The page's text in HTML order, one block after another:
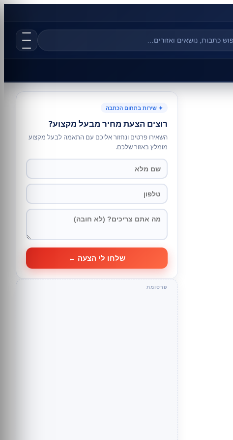
✦ שירות בתחום הכתבה
רוצים הצעת מחיר מבעל מקצוע?
השאירו פרטים ונחזור אליכם עם התאמה לבעל מקצוע
מומלץ באזור שלכם.
שלחו לי הצעה ←